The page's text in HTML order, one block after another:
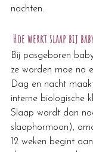
nachten.
Hoe werkt slaap bij
Bij pasgeboren
ze worden moe na
Dag en nacht
interne biologische
Slaap wordt dan
slaaphormoon),
12 weken begint